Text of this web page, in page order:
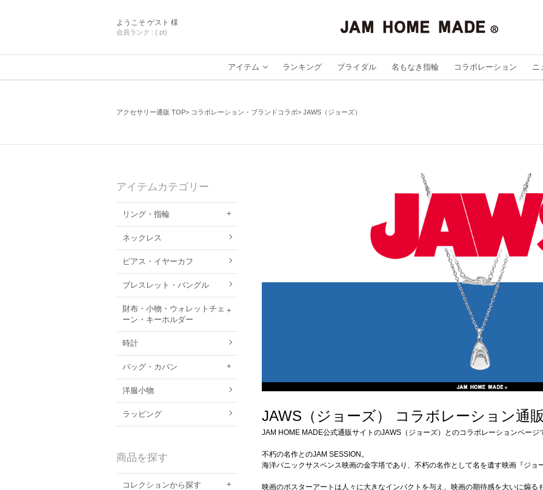
ようこそ ゲスト 様
会員ランク : ( pt)
アイテム ランキング ブライダル 名もなき指輪 コラボレーション ニ
アクセサリー通販 TOP コラボレーション・ブランドコラボ JAWS（ジョーズ）
アイテムカテゴリー
リング・指輪
ネックレス
ピアス・イヤーカフ
ブレスレット・バングル
財布・小物・ウォレットチェ
ーン・キーホルダー
時計
バッグ・カバン
洋服小物
ラッピング
商品を探す
コレクションから探す
JAWS（ジョーズ） コラボレーション通販
JAM HOME MADE公式通販サイトのJAWS（ジョーズ）とのコラボレーションページ
不朽の名作とのJAM SESSION。
海洋パニックサスペンス映画の金字塔であり、不朽の名作として名を遺す映画『ジョ
映画のポスターアートは人々に大きなインパクトを与え、映画の期待感を大いに煽